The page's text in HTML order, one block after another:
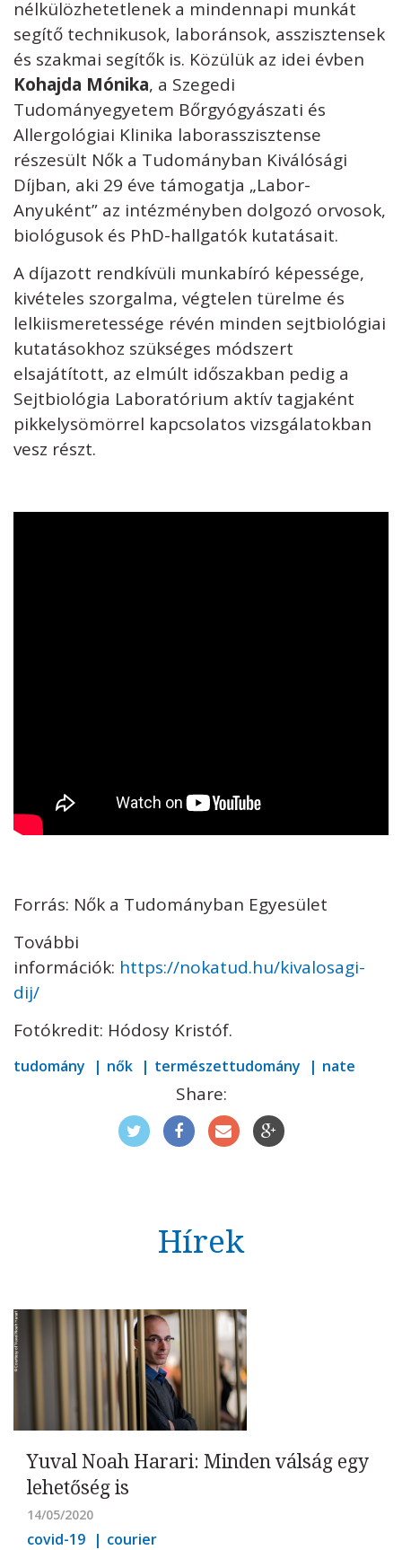
nélkülözhetetlenek a mindennapi munkát
segítő technikusok, laboránsok, asszisztensek
és szakmai segítők is. Közülük az idei évben
Kohajda Mónika, a Szegedi
Tudományegyetem Bőrgyógyászati és
Allergológiai Klinika laborasszisztense
részesült Nők a Tudományban Kiválósági
Díjban, aki 29 éve támogatja „Labor-
Anyuként” az intézményben dolgozó orvosok,
biológusok és PhD-hallgatók kutatásait.
A díjazott rendkívüli munkabíró képessége,
kivételes szorgalma, végtelen türelme és
lelkiismeretessége révén minden sejtbiológiai
kutatásokhoz szükséges módszert
elsajátított, az elmúlt időszakban pedig a
Sejtbiológia Laboratórium aktív tagjaként
pikkelysömörrel kapcsolatos vizsgálatokban
vesz részt.
Forrás: Nők a Tudományban Egyesület
További
információk: https://nokatud.hu/kivalosagi-
dij/
Fotókredit: Hódosy Kristóf.
tudomány nők természettudomány nate
Share:
Hírek
Yuval Noah Harari: Minden válság egy
lehetőség is
14/05/2020
covid-19 courier